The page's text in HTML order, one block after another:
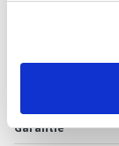
Usage
Garantie